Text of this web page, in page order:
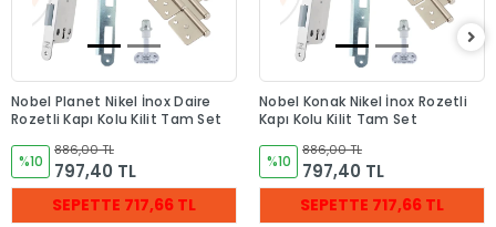
Nobel Planet Nikel İnox Daire
Rozetli Kapı Kolu Kilit Tam Set
%10
886,00 TL
797,40 TL
SEPETTE 717,66 TL
Nobel Konak Nikel İnox Rozetli
Kapı Kolu Kilit Tam Set
%10
886,00 TL
797,40 TL
SEPETTE 717,66 TL